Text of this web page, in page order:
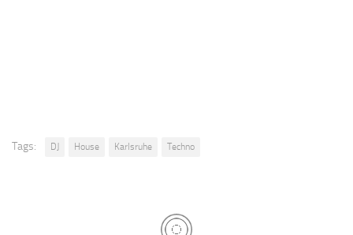
Tags: DJ House Karlsruhe Techno